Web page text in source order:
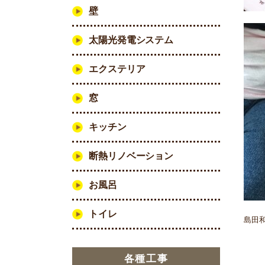
島田
壁
太陽光発電システム
エクステリア
窓
キッチン
断熱リノベーション
お風呂
トイレ
各種工事